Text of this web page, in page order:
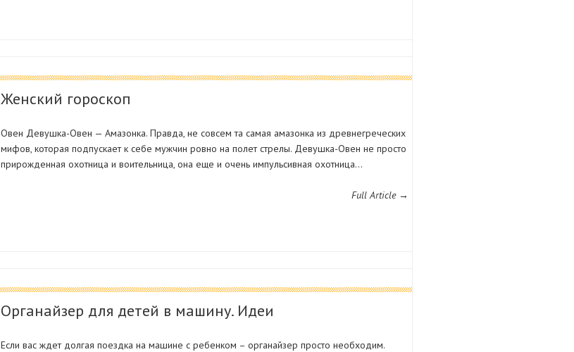
Женский гороскоп
Овен Девушка-Овен — Амазонка. Правда, не совсем та самая амазонка из древнегреческих
мифов, которая подпускает к себе мужчин ровно на полет стрелы. Девушка-Овен не просто
прирожденная охотница и воительница, она еще и очень импульсивная охотница…
Full Article →
Органайзер для детей в машину. Идеи
Если вас ждет долгая поездка на машине с ребенком – органайзер просто необходим.